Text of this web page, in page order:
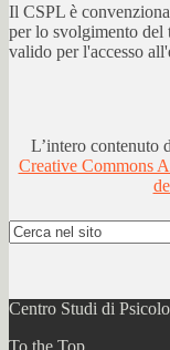
Il CSPL è
per lo svolgimento del
valido per l'accesso
L’intero contenuto
Creative Commons
Centro Studi di
To the Top